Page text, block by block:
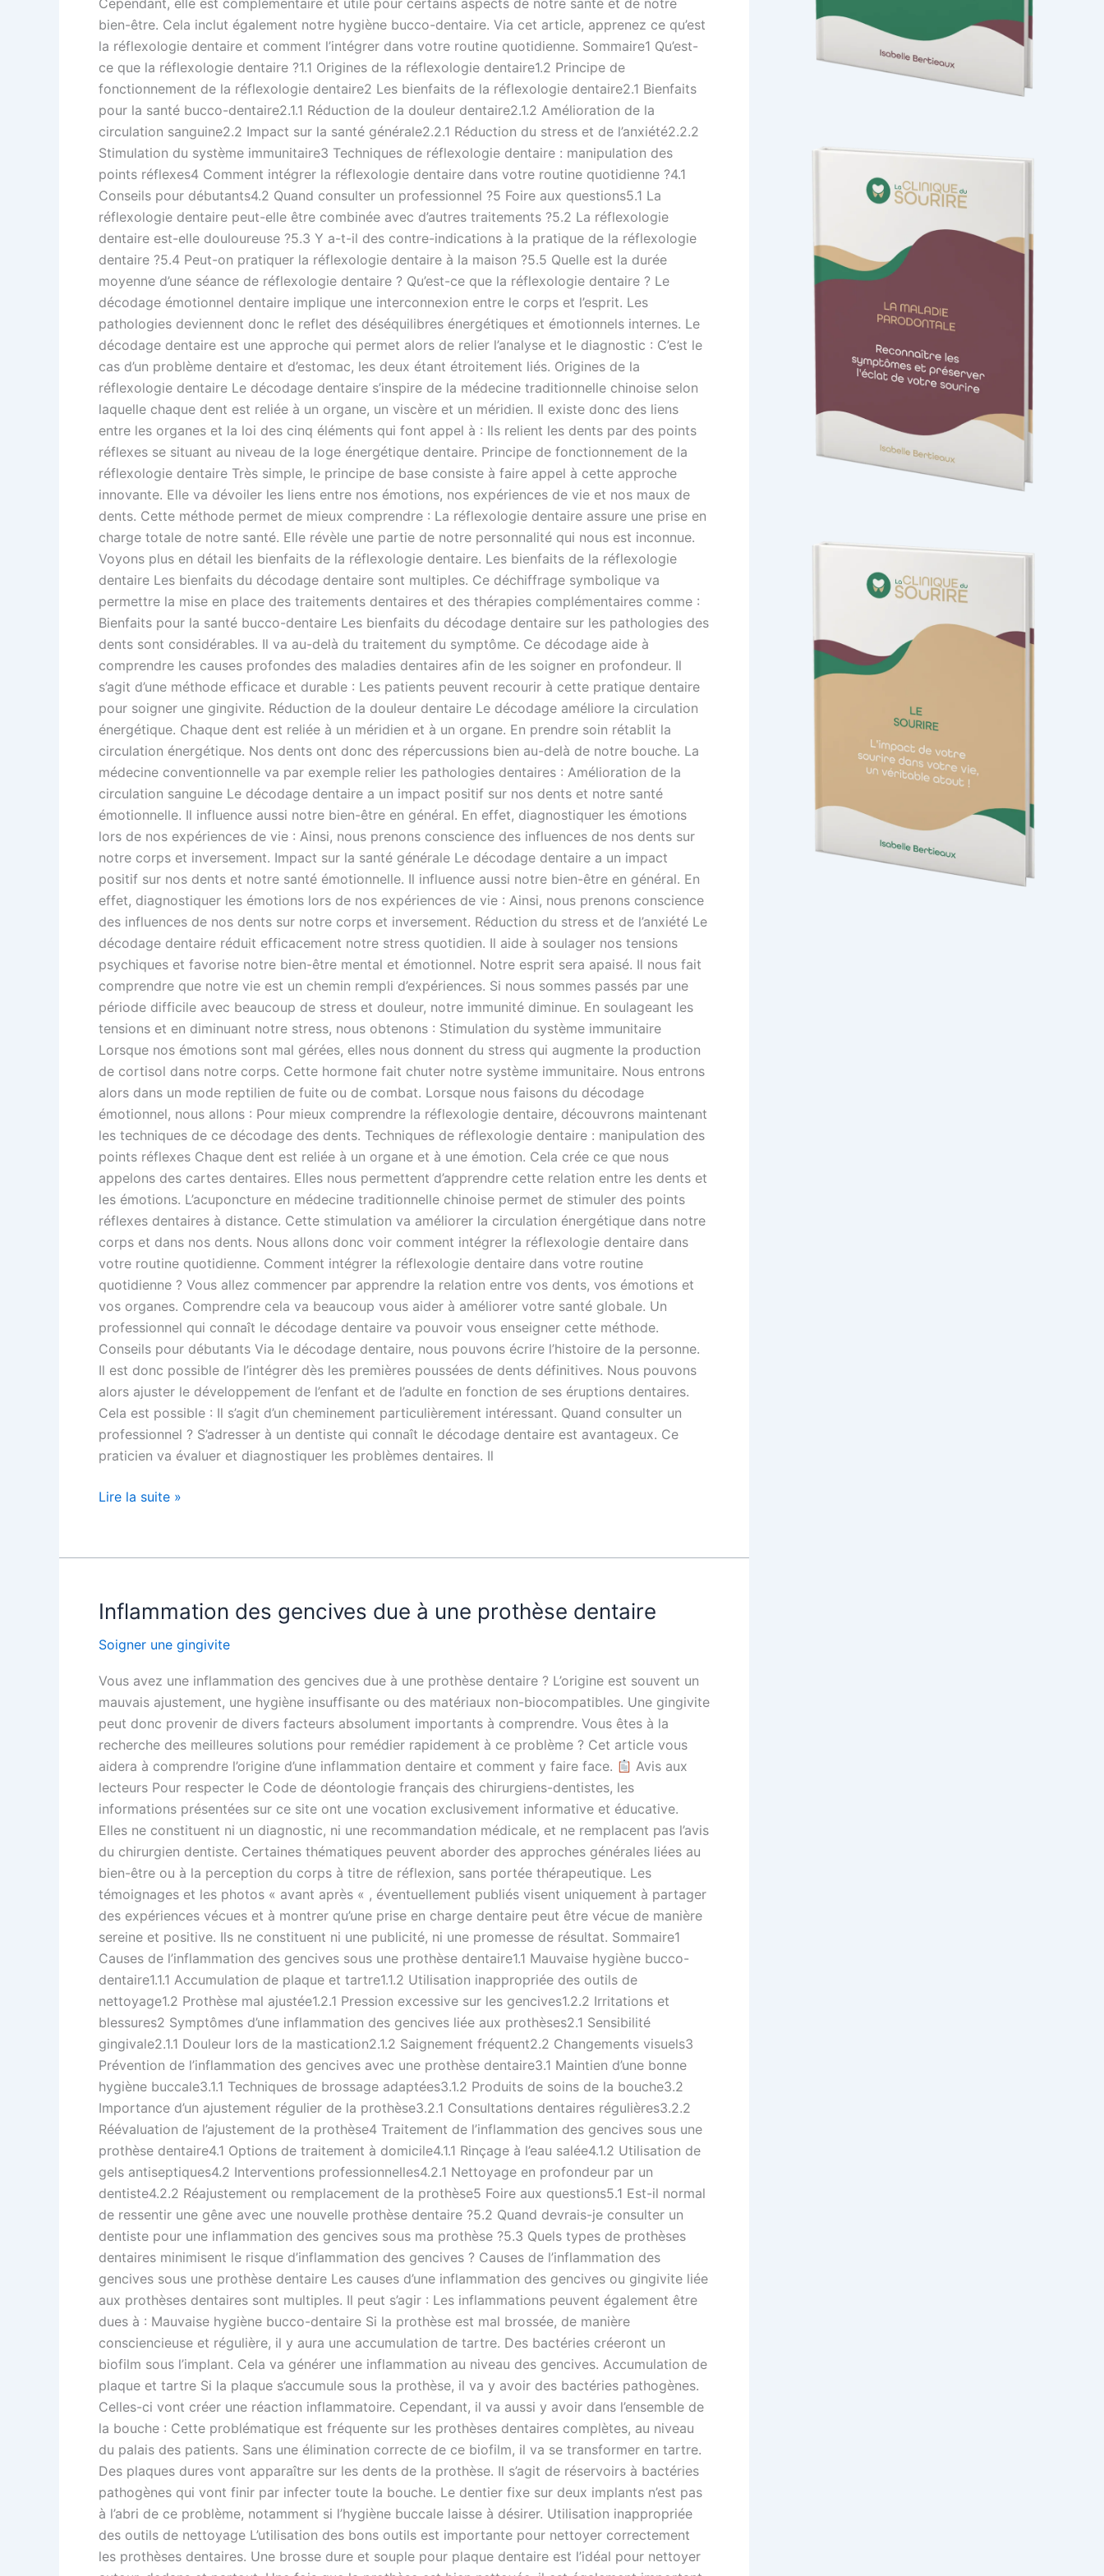
Cependant, elle est complémentaire et utile pour certains aspects de notre santé et de notre
bien-être. Cela inclut également notre hygiène bucco-dentaire. Via cet article, apprenez ce qu’est
la réflexologie dentaire et comment l’intégrer dans votre routine quotidienne. Sommaire1 Qu’est-
ce que la réflexologie dentaire ?1.1 Origines de la réflexologie dentaire1.2 Principe de
fonctionnement de la réflexologie dentaire2 Les bienfaits de la réflexologie dentaire2.1 Bienfaits
pour la santé bucco-dentaire2.1.1 Réduction de la douleur dentaire2.1.2 Amélioration de la
circulation sanguine2.2 Impact sur la santé générale2.2.1 Réduction du stress et de l’anxiété2.2.2
Stimulation du système immunitaire3 Techniques de réflexologie dentaire : manipulation des
points réflexes4 Comment intégrer la réflexologie dentaire dans votre routine quotidienne ?4.1
Conseils pour débutants4.2 Quand consulter un professionnel ?5 Foire aux questions5.1 La
réflexologie dentaire peut-elle être combinée avec d’autres traitements ?5.2 La réflexologie
dentaire est-elle douloureuse ?5.3 Y a-t-il des contre-indications à la pratique de la réflexologie
dentaire ?5.4 Peut-on pratiquer la réflexologie dentaire à la maison ?5.5 Quelle est la durée
moyenne d’une séance de réflexologie dentaire ? Qu’est-ce que la réflexologie dentaire ? Le
décodage émotionnel dentaire implique une interconnexion entre le corps et l’esprit. Les
pathologies deviennent donc le reflet des déséquilibres énergétiques et émotionnels internes. Le
décodage dentaire est une approche qui permet alors de relier l’analyse et le diagnostic : C’est le
cas d’un problème dentaire et d’estomac, les deux étant étroitement liés. Origines de la
réflexologie dentaire Le décodage dentaire s’inspire de la médecine traditionnelle chinoise selon
laquelle chaque dent est reliée à un organe, un viscère et un méridien. Il existe donc des liens
entre les organes et la loi des cinq éléments qui font appel à : Ils relient les dents par des points
réflexes se situant au niveau de la loge énergétique dentaire. Principe de fonctionnement de la
réflexologie dentaire Très simple, le principe de base consiste à faire appel à cette approche
innovante. Elle va dévoiler les liens entre nos émotions, nos expériences de vie et nos maux de
dents. Cette méthode permet de mieux comprendre : La réflexologie dentaire assure une prise en
charge totale de notre santé. Elle révèle une partie de notre personnalité qui nous est inconnue.
Voyons plus en détail les bienfaits de la réflexologie dentaire. Les bienfaits de la réflexologie
dentaire Les bienfaits du décodage dentaire sont multiples. Ce déchiffrage symbolique va
permettre la mise en place des traitements dentaires et des thérapies complémentaires comme :
Bienfaits pour la santé bucco-dentaire Les bienfaits du décodage dentaire sur les pathologies des
dents sont considérables. Il va au-delà du traitement du symptôme. Ce décodage aide à
comprendre les causes profondes des maladies dentaires afin de les soigner en profondeur. Il
s’agit d’une méthode efficace et durable : Les patients peuvent recourir à cette pratique dentaire
pour soigner une gingivite. Réduction de la douleur dentaire Le décodage améliore la circulation
énergétique. Chaque dent est reliée à un méridien et à un organe. En prendre soin rétablit la
circulation énergétique. Nos dents ont donc des répercussions bien au-delà de notre bouche. La
médecine conventionnelle va par exemple relier les pathologies dentaires : Amélioration de la
circulation sanguine Le décodage dentaire a un impact positif sur nos dents et notre santé
émotionnelle. Il influence aussi notre bien-être en général. En effet, diagnostiquer les émotions
lors de nos expériences de vie : Ainsi, nous prenons conscience des influences de nos dents sur
notre corps et inversement. Impact sur la santé générale Le décodage dentaire a un impact
positif sur nos dents et notre santé émotionnelle. Il influence aussi notre bien-être en général. En
effet, diagnostiquer les émotions lors de nos expériences de vie : Ainsi, nous prenons conscience
des influences de nos dents sur notre corps et inversement. Réduction du stress et de l’anxiété Le
décodage dentaire réduit efficacement notre stress quotidien. Il aide à soulager nos tensions
psychiques et favorise notre bien-être mental et émotionnel. Notre esprit sera apaisé. Il nous fait
comprendre que notre vie est un chemin rempli d’expériences. Si nous sommes passés par une
période difficile avec beaucoup de stress et douleur, notre immunité diminue. En soulageant les
tensions et en diminuant notre stress, nous obtenons : Stimulation du système immunitaire
Lorsque nos émotions sont mal gérées, elles nous donnent du stress qui augmente la production
de cortisol dans notre corps. Cette hormone fait chuter notre système immunitaire. Nous entrons
alors dans un mode reptilien de fuite ou de combat. Lorsque nous faisons du décodage
émotionnel, nous allons : Pour mieux comprendre la réflexologie dentaire, découvrons maintenant
les techniques de ce décodage des dents. Techniques de réflexologie dentaire : manipulation des
points réflexes Chaque dent est reliée à un organe et à une émotion. Cela crée ce que nous
appelons des cartes dentaires. Elles nous permettent d’apprendre cette relation entre les dents et
les émotions. L’acuponcture en médecine traditionnelle chinoise permet de stimuler des points
réflexes dentaires à distance. Cette stimulation va améliorer la circulation énergétique dans notre
corps et dans nos dents. Nous allons donc voir comment intégrer la réflexologie dentaire dans
votre routine quotidienne. Comment intégrer la réflexologie dentaire dans votre routine
quotidienne ? Vous allez commencer par apprendre la relation entre vos dents, vos émotions et
vos organes. Comprendre cela va beaucoup vous aider à améliorer votre santé globale. Un
professionnel qui connaît le décodage dentaire va pouvoir vous enseigner cette méthode.
Conseils pour débutants Via le décodage dentaire, nous pouvons écrire l’histoire de la personne.
Il est donc possible de l’intégrer dès les premières poussées de dents définitives. Nous pouvons
alors ajuster le développement de l’enfant et de l’adulte en fonction de ses éruptions dentaires.
Cela est possible : Il s’agit d’un cheminement particulièrement intéressant. Quand consulter un
professionnel ? S’adresser à un dentiste qui connaît le décodage dentaire est avantageux. Ce
praticien va évaluer et diagnostiquer les problèmes dentaires. Il
ses
bienfaits
Lire la suite »
Inflammation des gencives due à une prothèse dentaire
Soigner une gingivite
Vous avez une inflammation des gencives due à une prothèse dentaire ? L’origine est souvent un
mauvais ajustement, une hygiène insuffisante ou des matériaux non-biocompatibles. Une gingivite
peut donc provenir de divers facteurs absolument importants à comprendre. Vous êtes à la
recherche des meilleures solutions pour remédier rapidement à ce problème ? Cet article vous
aidera à comprendre l’origine d’une inflammation dentaire et comment y faire face.
Avis aux
lecteurs Pour respecter le Code de déontologie français des chirurgiens-dentistes, les
informations présentées sur ce site ont une vocation exclusivement informative et éducative.
Elles ne constituent ni un diagnostic, ni une recommandation médicale, et ne remplacent pas l’avis
du chirurgien dentiste. Certaines thématiques peuvent aborder des approches générales liées au
bien-être ou à la perception du corps à titre de réflexion, sans portée thérapeutique. Les
témoignages et les photos « avant après « , éventuellement publiés visent uniquement à partager
des expériences vécues et à montrer qu’une prise en charge dentaire peut être vécue de manière
sereine et positive. Ils ne constituent ni une publicité, ni une promesse de résultat. Sommaire1
Causes de l’inflammation des gencives sous une prothèse dentaire1.1 Mauvaise hygiène bucco-
dentaire1.1.1 Accumulation de plaque et tartre1.1.2 Utilisation inappropriée des outils de
nettoyage1.2 Prothèse mal ajustée1.2.1 Pression excessive sur les gencives1.2.2 Irritations et
blessures2 Symptômes d’une inflammation des gencives liée aux prothèses2.1 Sensibilité
gingivale2.1.1 Douleur lors de la mastication2.1.2 Saignement fréquent2.2 Changements visuels3
Prévention de l’inflammation des gencives avec une prothèse dentaire3.1 Maintien d’une bonne
hygiène buccale3.1.1 Techniques de brossage adaptées3.1.2 Produits de soins de la bouche3.2
Importance d’un ajustement régulier de la prothèse3.2.1 Consultations dentaires régulières3.2.2
Réévaluation de l’ajustement de la prothèse4 Traitement de l’inflammation des gencives sous une
prothèse dentaire4.1 Options de traitement à domicile4.1.1 Rinçage à l’eau salée4.1.2 Utilisation de
gels antiseptiques4.2 Interventions professionnelles4.2.1 Nettoyage en profondeur par un
dentiste4.2.2 Réajustement ou remplacement de la prothèse5 Foire aux questions5.1 Est-il normal
de ressentir une gêne avec une nouvelle prothèse dentaire ?5.2 Quand devrais-je consulter un
dentiste pour une inflammation des gencives sous ma prothèse ?5.3 Quels types de prothèses
dentaires minimisent le risque d’inflammation des gencives ? Causes de l’inflammation des
gencives sous une prothèse dentaire Les causes d’une inflammation des gencives ou gingivite liée
aux prothèses dentaires sont multiples. Il peut s’agir : Les inflammations peuvent également être
dues à : Mauvaise hygiène bucco-dentaire Si la prothèse est mal brossée, de manière
consciencieuse et régulière, il y aura une accumulation de tartre. Des bactéries créeront un
biofilm sous l’implant. Cela va générer une inflammation au niveau des gencives. Accumulation de
plaque et tartre Si la plaque s’accumule sous la prothèse, il va y avoir des bactéries pathogènes.
Celles-ci vont créer une réaction inflammatoire. Cependant, il va aussi y avoir dans l’ensemble de
la bouche : Cette problématique est fréquente sur les prothèses dentaires complètes, au niveau
du palais des patients. Sans une élimination correcte de ce biofilm, il va se transformer en tartre.
Des plaques dures vont apparaître sur les dents de la prothèse. Il s’agit de réservoirs à bactéries
pathogènes qui vont finir par infecter toute la bouche. Le dentier fixe sur deux implants n’est pas
à l’abri de ce problème, notamment si l’hygiène buccale laisse à désirer. Utilisation inappropriée
des outils de nettoyage L’utilisation des bons outils est importante pour nettoyer correctement
les prothèses dentaires. Une brosse dure et souple pour plaque dentaire est l’idéal pour nettoyer
Inflammation
gencives
prothèse
dentaire